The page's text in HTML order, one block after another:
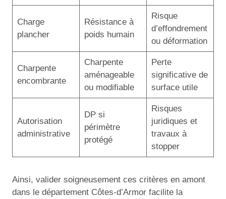
Charge
plancher
Résistance à
poids humain
Risque
d’effondrement
ou déformation
Charpente
encombrante
Charpente
aménageable
ou modifiable
Perte
significative de
surface utile
Autorisation
administrative
DP si
périmètre
protégé
Risques
juridiques et
travaux à
stopper
Ainsi, valider soigneusement ces critères en amont
dans le département Côtes-d’Armor facilite la